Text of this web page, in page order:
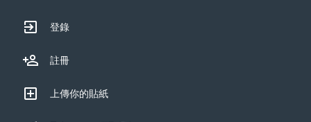
登錄
註冊
上傳你的貼紙